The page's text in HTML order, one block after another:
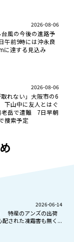
2026-08-06
台風の今後の進路予
前9時には沖永良
に達する見込み
2026-08-06
取れない」大阪市の6
山中に友人とはぐ
岳で遭難 7日早朝
捜索予定
2026-06-14
特産のアンズの出荷
された凍霜害も無く...